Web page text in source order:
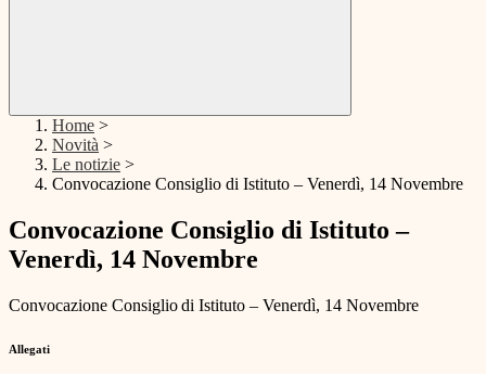
Home >
Novità >
Le notizie >
Convocazione Consiglio di Istituto – Venerdì, 14 Novembre
Convocazione Consiglio di Istituto –
Venerdì, 14 Novembre
Convocazione Consiglio di Istituto – Venerdì, 14 Novembre
Allegati